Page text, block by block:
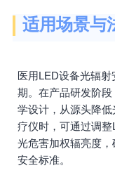
适用场景与
医用LED设备光辐
期。在产品研发阶
学设计，从源头降
疗仪时，可通过调
光危害加权辐亮度
安全标准。